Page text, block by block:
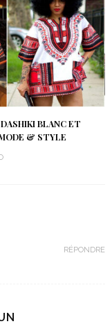
BLANC ET
& STYLE
RÉPONDRE